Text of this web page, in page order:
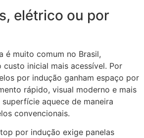
elétrico ou por
é muito comum no Brasil,
custo inicial mais acessível. Por
por indução ganham espaço por
rápido, visual moderno e mais
aquece de maneira
convencionais.
por indução exige panelas